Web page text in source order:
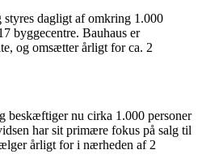
dagligt af omkring 1.000
byggecentre. Bauhaus er
og omsætter årligt for ca. 2
beskæftiger nu cirka 1.000 personer
har sit primære fokus på salg til
årligt for i nærheden af 2